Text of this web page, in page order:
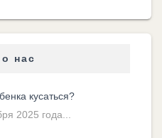
нас
кусаться?
2025 года...